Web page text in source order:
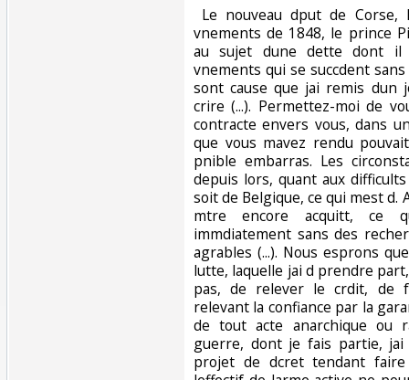
Le nouveau dput de
vnements de 1848, le prince
au sujet dune dette dont il
vnements qui se succdent
sont cause que jai remis dun
crire (...). Permettez-moi de
contracte envers vous, dans
que vous mavez rendu
pnible embarras. Les
depuis lors, quant aux
soit de Belgique, ce qui mest d.
mtre encore acquitt, ce
immdiatement sans des
agrables (...). Nous esprons
lutte, laquelle jai d prendre
pas, de relever le crdit, de
relevant la confiance par la
de tout acte anarchique ou
guerre, dont je fais partie,
projet de dcret tendant